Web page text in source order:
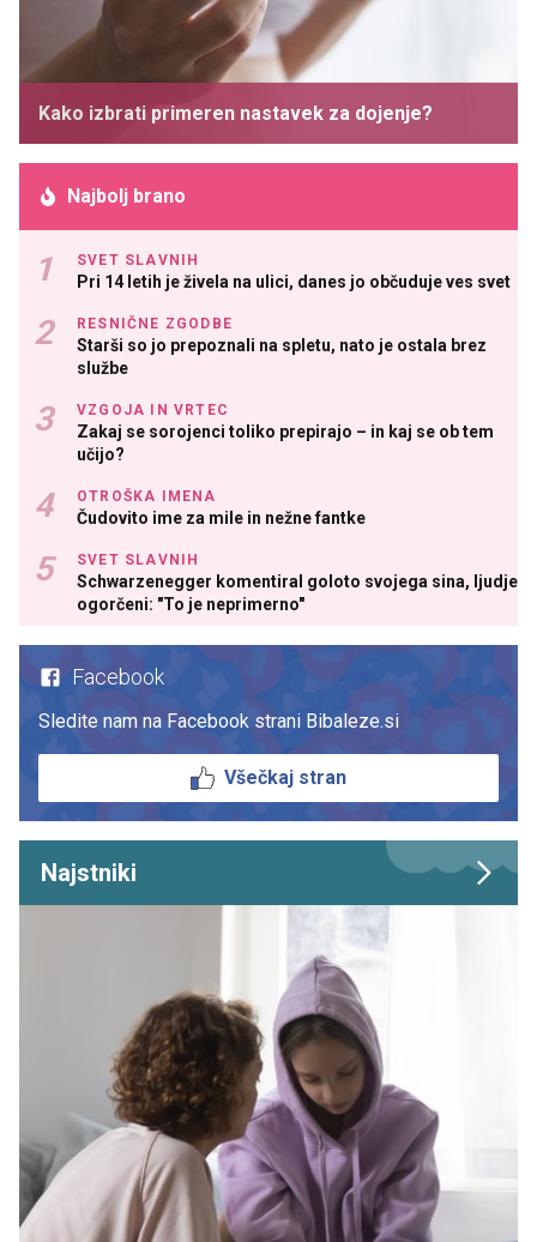
Kako izbrati primeren nastavek za dojenje?
Najbolj brano
SVET SLAVNIH
Pri 14 letih je živela na ulici, danes jo občuduje ves svet
RESNIČNE ZGODBE
Starši so jo prepoznali na spletu, nato je ostala brez
službe
VZGOJA IN VRTEC
Zakaj se sorojenci toliko prepirajo – in kaj se ob tem
učijo?
OTROŠKA IMENA
Čudovito ime za mile in nežne fantke
SVET SLAVNIH
Schwarzenegger komentiral goloto svojega sina, ljudje
ogorčeni: "To je neprimerno"
Facebook
Sledite nam na Facebook strani Bibaleze.si
Všečkaj stran
Najstniki